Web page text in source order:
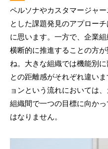
ペルソナやカスタマージャ
とした課題発見のアプロー
に思います。一方で、企業
横断的に推進することの方
ね。大きな組織では機能別
との距離感がそれぞれ違い
ョンという流れにおいては
組織間で一つの目標に向か
はなりません。